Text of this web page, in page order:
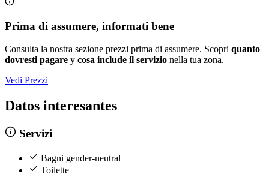
Prima di assumere, informati bene
Consulta la nostra sezione prezzi prima di assumere. Scopri quanto
dovresti pagare y cosa include il servizio nella tua zona.
Vedi Prezzi
Datos interesantes
Servizi
Bagni gender-neutral
Toilette